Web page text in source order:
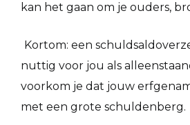
kan het gaan om je ouders,
Kortom: een
nuttig voor jou als
voorkom je dat jouw
met een grote schuldenberg.